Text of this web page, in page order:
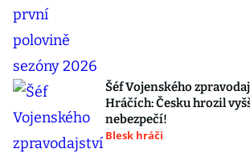
Šéf Vojenského
Hráčích: Česku hrozil
nebezpečí!
Blesk hráči